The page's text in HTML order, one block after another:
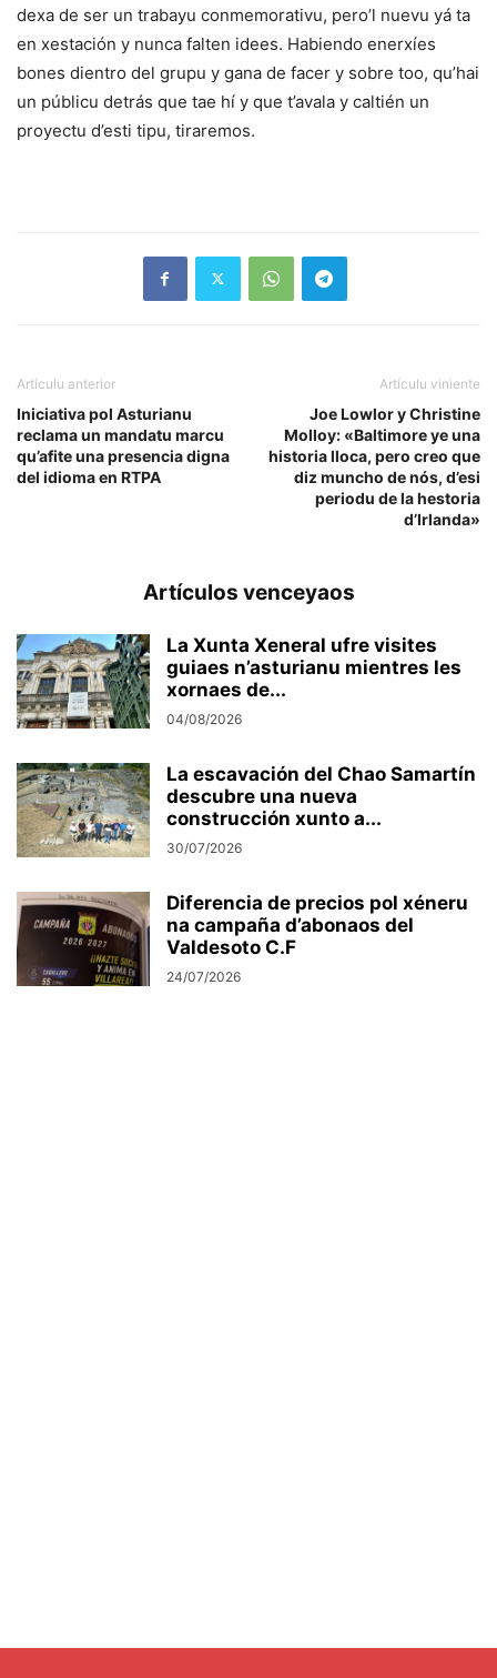
dexa de ser un trabayu conmemorativu, pero’l nuevu yá ta
en xestación y nunca falten idees. Habiendo enerxíes
bones dientro del grupu y gana de facer y sobre too, qu’hai
un públicu detrás que tae hí y que t’avala y caltién un
proyectu d’esti tipu, tiraremos.
Artículu anterior
Iniciativa pol Asturianu
reclama un mandatu marcu
qu’afite una presencia digna
del idioma en RTPA
Artículu viniente
Joe Lowlor y Christine
Molloy: «Baltimore ye una
historia lloca, pero creo que
diz muncho de nós, d’esi
periodu de la hestoria
d’Irlanda»
Artículos venceyaos
La Xunta Xeneral ufre visites
guiaes n’asturianu mientres les
xornaes de...
04/08/2026
La escavación del Chao Samartín
descubre una nueva
construcción xunto a...
30/07/2026
Diferencia de precios pol xéneru
na campaña d’abonaos del
Valdesoto C.F
24/07/2026